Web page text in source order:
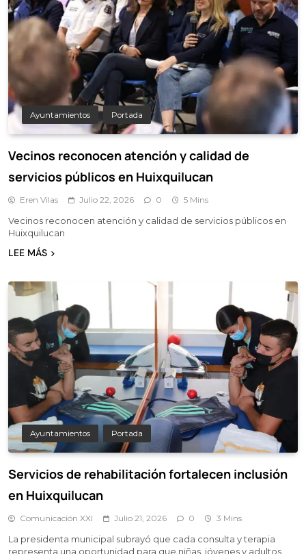
Ayuntamientos Portada
Vecinos reconocen atención y calidad de
servicios públicos en Huixquilucan
Eren Vilas Julio 22, 2026 0 5 Mins
Vecinos reconocen atención y calidad de servicios públicos en
Huixquilucan
LEE MÁS
Ayuntamientos Portada
Servicios de rehabilitación fortalecen inclusión
en Huixquilucan
Comunicación XXI Julio 21, 2026 0 3 Mins
La presidenta municipal subrayó que cada consulta y terapia
representa una oportunidad para que niñas, jóvenes y adultos